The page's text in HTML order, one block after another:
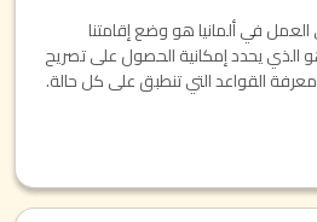
في ألمانيا هو وضع إقامتنا
الذي يحدد إمكانية الحصول على تصريح
القواعد التي تنطبق على كل حالة.